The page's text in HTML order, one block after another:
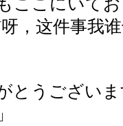
ここにいて
，这件事我
とうござい